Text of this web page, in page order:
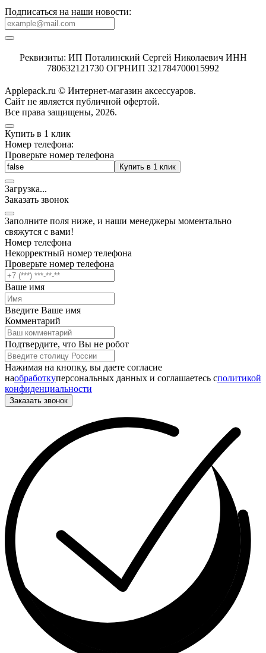
Подписаться на наши новости:
Реквизиты: ИП Поталинский Сергей Николаевич ИНН
780632121730 ОГРНИП 321784700015992
Applepack.ru © Интернет-магазин аксессуаров.
Cайт не является публичной офертой.
Все права защищены, 2026.
Купить в 1 клик
Номер телефона:
Проверьте номер телефона
Купить в 1 клик
Загрузка...
Заказать звонок
Заполните поля ниже, и наши менеджеры моментально
свяжутся с вами!
Номер телефона
Некорректный номер телефона
Проверьте номер телефона
Ваше имя
Введите Ваше имя
Комментарий
Подтвердите, что Вы не робот
Нажимая на кнопку, вы даете согласие
наобработкуперсональных данных и соглашаетесь cполитикой
конфиденциальности
Заказать звонок